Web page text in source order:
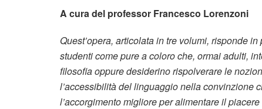
A cura del professor Francesco Lorenzoni
Quest’opera, articolata in tre volumi, risponde
studenti come pure a coloro che, ormai adulti,
filosofia oppure desiderino rispolverare le
l’accessibilità del linguaggio nella convinzione
l’accorgimento migliore per alimentare il